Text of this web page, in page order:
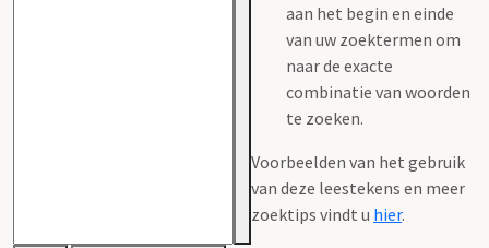
aan het begin en einde
van uw zoektermen om
naar de exacte
combinatie van woorden
te zoeken.
Voorbeelden van het gebruik
van deze leestekens en meer
zoektips vindt u hier.